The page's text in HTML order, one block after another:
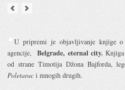
U pripremi je objavljivanje knjige o
agencije,Belgrade, eternal city.
od strane Timotija Džona Bajforda,
Poletarac i mnogih drugih.